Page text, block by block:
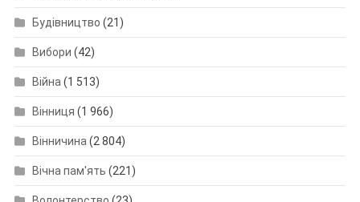
Будівництво (21)
Вибори (42)
Війна (1 513)
Вінниця (1 966)
Вінничина (2 804)
Вічна пам'ять (221)